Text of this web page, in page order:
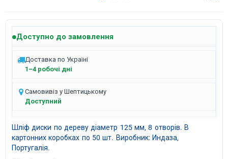
Доступно до замовлення
Доставка по Україні
1–4 робочі дні
Самовивіз у Шептицькому
Доступний
Шліф диски по дереву діаметр 125 мм, 8 отворів. В
картонних коробках по 50 шт. Виробник: Индаза,
Португалія.